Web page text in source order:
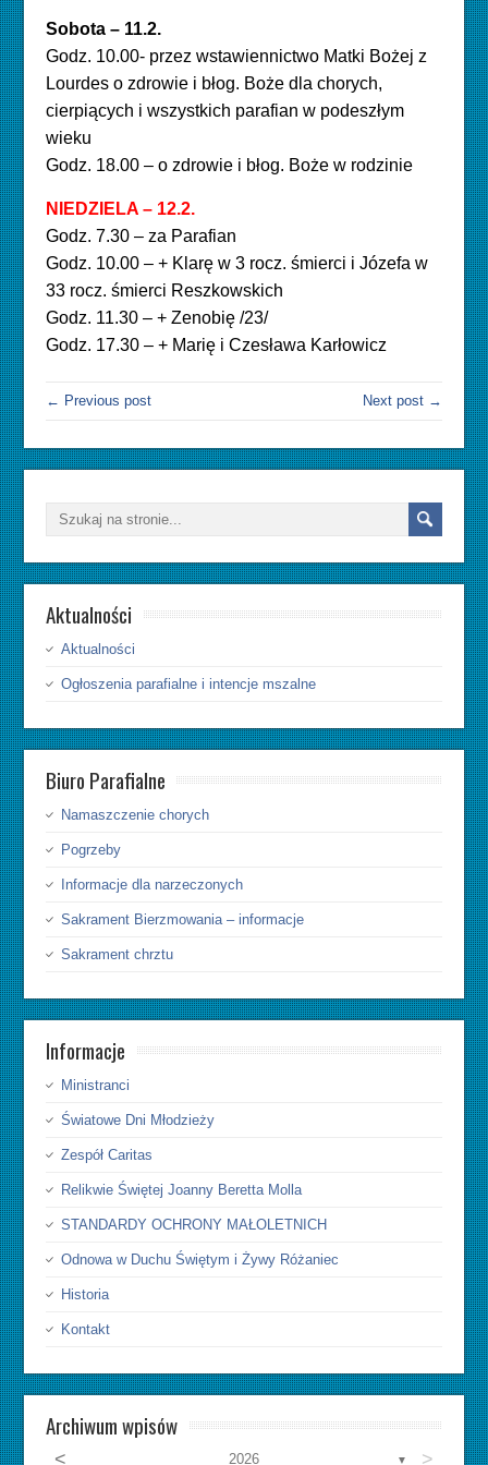
Sobota – 11.2.
Godz. 10.00- przez wstawiennictwo Matki Bożej z
Lourdes o zdrowie i błog. Boże dla chorych,
cierpiących i wszystkich parafian w podeszłym
wieku
Godz. 18.00 – o zdrowie i błog. Boże w rodzinie
NIEDZIELA – 12.2.
Godz. 7.30 – za Parafian
Godz. 10.00 – + Klarę w 3 rocz. śmierci i Józefa w
33 rocz. śmierci Reszkowskich
Godz. 11.30 – + Zenobię /23/
Godz. 17.30 – + Marię i Czesława Karłowicz
← Previous post Next post →
Aktualności
Aktualności
Ogłoszenia parafialne i intencje mszalne
Biuro Parafialne
Namaszczenie chorych
Pogrzeby
Informacje dla narzeczonych
Sakrament Bierzmowania – informacje
Sakrament chrztu
Informacje
Ministranci
Światowe Dni Młodzieży
Zespół Caritas
Relikwie Świętej Joanny Beretta Molla
STANDARDY OCHRONY MAŁOLETNICH
Odnowa w Duchu Świętym i Żywy Różaniec
Historia
Kontakt
Archiwum wpisów
< 2026 ▼ >